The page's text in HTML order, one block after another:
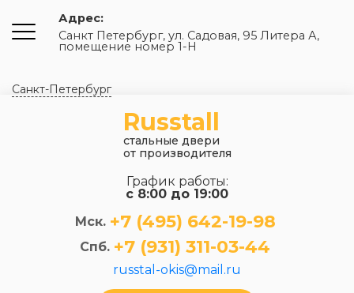
Адрес:
Санкт Петербург, ул. Садовая, 95 Литера А,
помещение номер 1-Н
Санкт-Петербург
Russtall
стальные двери
от производителя
График работы:
с 8:00 до 19:00
Мск. +7 (495) 642-19-98
Спб. +7 (931) 311-03-44
russtal-okis@mail.ru